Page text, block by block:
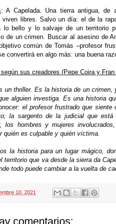
: A Capelada. Una tierra antigua, de
viven libres. Salvo un día: el de la
lo bello y lo salvaje de un territorio
de un crimen. Buscar al asesino de
común de Tomás –profesor
convertirá en algo más: una buena
según sus creadores (Pepe Coira y Fran
un thriller. Es la historia de un
alguien investiga. Es una historia
el profesor frustrado que
la sargento de la judicial que
los hombres y mujeres
quién es culpable y quién víctima.
la historia para un lugar mágico,
territorio que va desde la sierra da
todo puede cambiar a la vuelta de
10, 2021
comentarios: